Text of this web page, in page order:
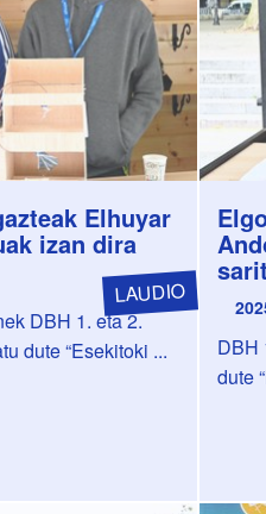
Elhuyar
izan dira
LAUDIO
DBH 1. eta 2.
dute “Esekitoki ...
DBH
dute